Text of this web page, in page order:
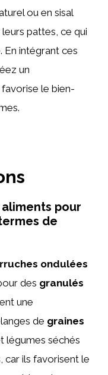
ou en sisal
pattes, ce qui
En intégrant ces
un
le bien-
pour
de
ondulées
des granulés
une
de graines
légumes séchés
car ils favorisent le